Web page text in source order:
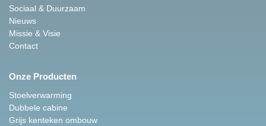
Sociaal & Duurzaam
Nieuws
Missie & Visie
Contact
Onze Producten
Stoelverwarming
Dubbele cabine
Grijs kenteken ombouw